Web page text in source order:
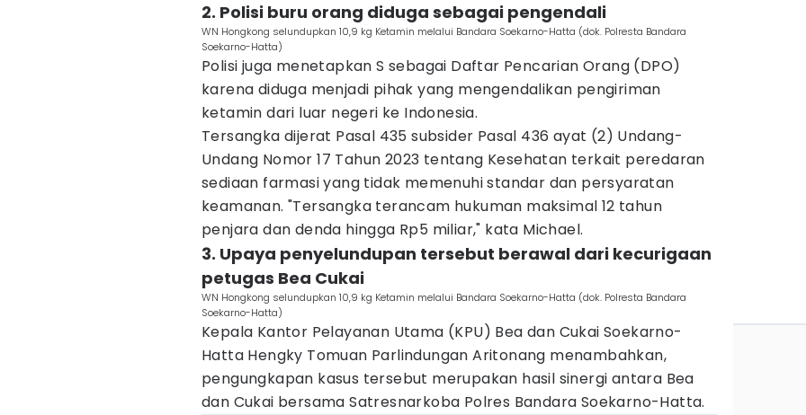
2. Polisi buru orang diduga sebagai pengendali
WN Hongkong selundupkan 10,9 kg Ketamin melalui Bandara Soekarno-Hatta (dok. Polresta Bandara
Soekarno-Hatta)
Polisi juga menetapkan S sebagai Daftar Pencarian Orang (DPO)
karena diduga menjadi pihak yang mengendalikan pengiriman
ketamin dari luar negeri ke Indonesia.
Tersangka dijerat Pasal 435 subsider Pasal 436 ayat (2) Undang-
Undang Nomor 17 Tahun 2023 tentang Kesehatan terkait peredaran
sediaan farmasi yang tidak memenuhi standar dan persyaratan
keamanan. "Tersangka terancam hukuman maksimal 12 tahun
penjara dan denda hingga Rp5 miliar," kata Michael.
3. Upaya penyelundupan tersebut berawal dari kecurigaan
petugas Bea Cukai
WN Hongkong selundupkan 10,9 kg Ketamin melalui Bandara Soekarno-Hatta (dok. Polresta Bandara
Soekarno-Hatta)
Kepala Kantor Pelayanan Utama (KPU) Bea dan Cukai Soekarno-
Hatta Hengky Tomuan Parlindungan Aritonang menambahkan,
pengungkapan kasus tersebut merupakan hasil sinergi antara Bea
dan Cukai bersama Satresnarkoba Polres Bandara Soekarno-Hatta.